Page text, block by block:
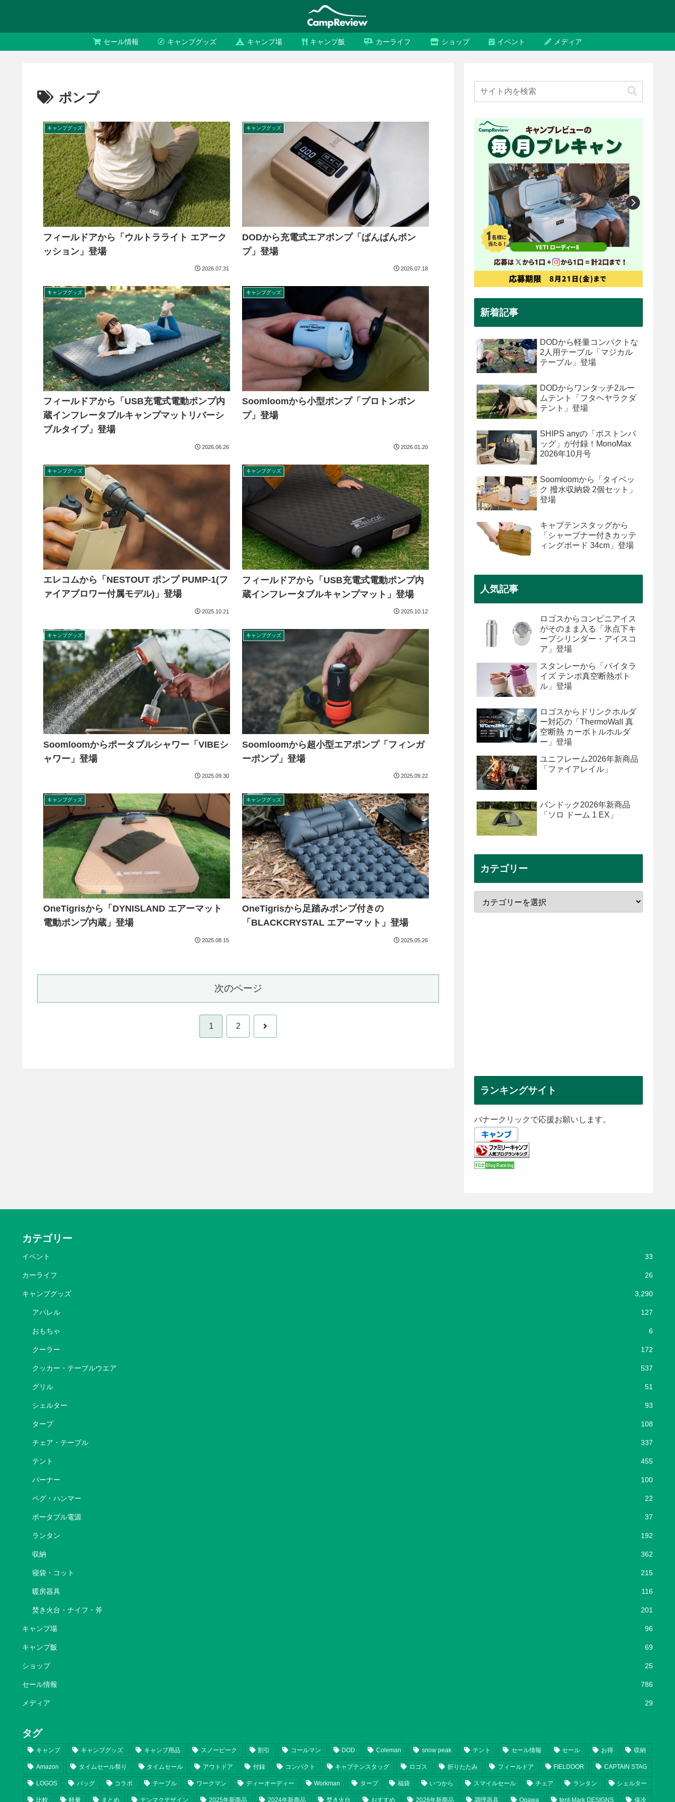
セール情報 キャンプグッズ キャンプ場 キャンプ飯 カーライフ ショップ イベント メディア
ポンプ
キャンプグッズ
フィールドアから「ウルトラライト エアーク
ッション」登場
2026.07.31
キャンプグッズ
DODから充電式エアポンプ「ぱんぱんポン
プ」登場
2026.07.18
キャンプグッズ
フィールドアから「USB充電式電動ポンプ内
蔵インフレータブルキャンプマットリバーシ
ブルタイプ」登場
2026.06.26
キャンプグッズ
Soomloomから小型ポンプ「プロトンポン
プ」登場
2026.01.20
キャンプグッズ
エレコムから「NESTOUT ポンプ PUMP-1(フ
ァイアブロワー付属モデル)」登場
2025.10.21
キャンプグッズ
フィールドアから「USB充電式電動ポンプ内
蔵インフレータブルキャンプマット」登場
2025.10.12
キャンプグッズ
Soomloomからポータブルシャワー「VIBEシ
ャワー」登場
2025.09.30
キャンプグッズ
Soomloomから超小型エアポンプ「フィンガ
ーポンプ」登場
2025.09.22
キャンプグッズ
OneTigrisから「DYNISLAND エアーマット
電動ポンプ内蔵」登場
2025.08.15
キャンプグッズ
OneTigrisから足踏みポンプ付きの
「BLACKCRYSTAL エアーマット」登場
2025.05.26
次のページ
1 2 次
新着記事
DODから軽量コンパクトな
2人用テーブル「マジカル
テーブル」登場
DODからワンタッチ2ルー
ムテント「フタヘヤラクダ
テント」登場
SHIPS anyの「ボストンバ
ッグ」が付録！MonoMax
2026年10月号
Soomloomから「タイベッ
ク 撥水収納袋 2個セット」
登場
キャプテンスタッグから
「シャープナー付きカッテ
ィングボード 34cm」登場
人気記事
ロゴスからコンビニアイス
がそのまま入る「氷点下キ
ープシリンダー・アイスコ
ア」登場
スタンレーから「バイタラ
イズ テンポ真空断熱ボト
ル」登場
ロゴスからドリンクホルダ
ー対応の「ThermoWall 真
空断熱 カーボトルホルダ
ー」登場
ユニフレーム2026年新商品
「ファイアレイル」
バンドック2026年新商品
「ソロ ドーム 1 EX」
カテゴリー
ランキングサイト
バナークリックで応援お願いします。
カテゴリー
イベント 33
カーライフ 26
キャンプグッズ 3,290
アパレル 127
おもちゃ 6
クーラー 172
クッカー・テーブルウエア 537
グリル 51
シェルター 93
タープ 108
チェア・テーブル 337
テント 455
バーナー 100
ペグ・ハンマー 22
ポータブル電源 37
ランタン 192
収納 362
寝袋・コット 215
暖房器具 116
焚き火台・ナイフ・斧 201
キャンプ場 96
キャンプ飯 69
ショップ 25
セール情報 786
メディア 29
タグ
キャンプ キャンプグッズ キャンプ用品 スノーピーク 割引 コールマン DOD Coleman snow peak テント セール情報 セール お得 収納
Amazon タイムセール祭り タイムセール アウトドア 付録 コンパクト キャプテンスタッグ ロゴス 折りたたみ フィールドア FIELDOOR CAPTAIN STAG
LOGOS バッグ コラボ テーブル ワークマン ディーオーディー Workman タープ 福袋 いつから スマイルセール チェア ランタン シェルター
比較 軽量 まとめ テンマクデザイン 2025年新商品 2024年新商品 焚き火台 おすすめ 2026年新商品 調理器具 Ogawa tent-Mark DESIGNS 保冷